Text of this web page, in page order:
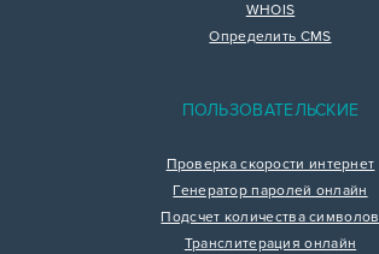
WHOIS
Определить CMS
ПОЛЬЗОВАТЕЛЬСКИЕ
Проверка скорости интернет
Генератор паролей онлайн
Подсчет количества символов
Транслитерация онлайн